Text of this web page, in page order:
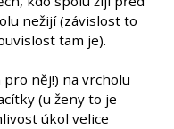
nežijí (závislost to
tam je).
něj!) na vrcholu
(u ženy to je
úkol velice